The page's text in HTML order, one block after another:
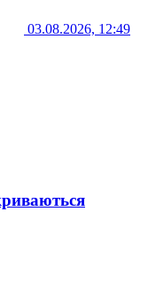
03.08.2026, 12:49